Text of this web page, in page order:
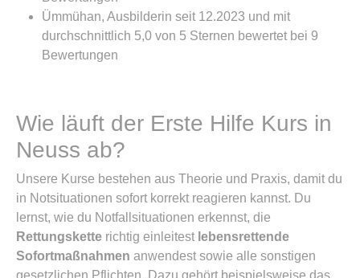
Ümmühan, Ausbilderin seit 12.2023 und mit
durchschnittlich 5,0 von 5 Sternen bewertet bei 9
Bewertungen
Wie läuft der Erste Hilfe Kurs in
Neuss ab?
Unsere Kurse bestehen aus Theorie und Praxis, damit du
in Notsituationen sofort korrekt reagieren kannst. Du
lernst, wie du Notfallsituationen erkennst, die
Rettungskette richtig einleitest lebensrettende
Sofortmaßnahmen anwendest sowie alle sonstigen
gesetzlichen Pflichten. Dazu gehört beispielsweise das